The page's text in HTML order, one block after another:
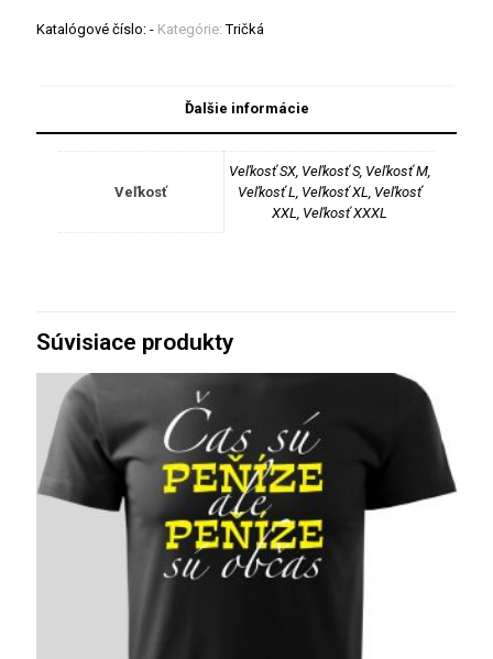
Katalógové číslo: - Kategórie:Tričká
Ďalšie informácie
Veľkosť
Veľkosť SX, Veľkosť S, Veľkosť M,
Veľkosť L, Veľkosť XL, Veľkosť
XXL, Veľkosť XXXL
Súvisiace produkty